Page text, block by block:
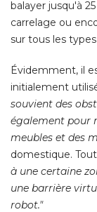
balayer jusqu'à
carrelage ou
sur tous les
Évidemment, il
initialement
souvient des
également pour
meubles et des
domestique.
à une certaine
une barrière
robot."